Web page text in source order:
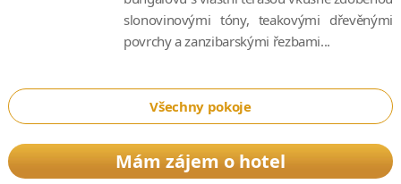
slonovinovými tóny, teakovými dřevěnými
povrchy a zanzibarskými řezbami...
Všechny pokoje
Mám zájem o hotel